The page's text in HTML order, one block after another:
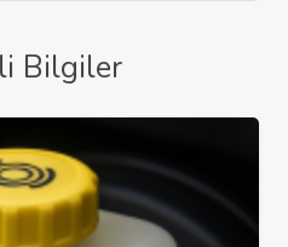
Bilgiler